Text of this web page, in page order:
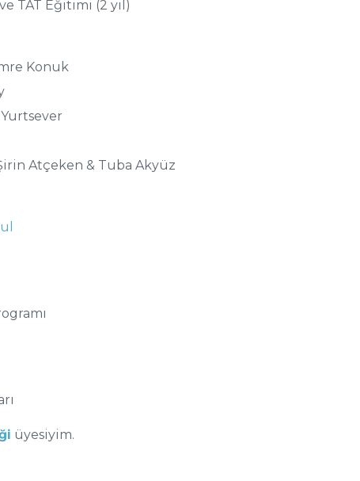
TAT Eğitimi (2 yıl)
Konuk
Atçeken & Tuba Akyüz
üyesiyim.